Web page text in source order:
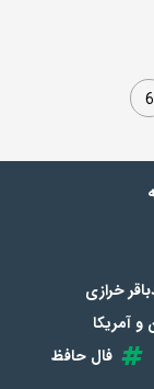
6
خرازی
و آمریکا
فال حافظ